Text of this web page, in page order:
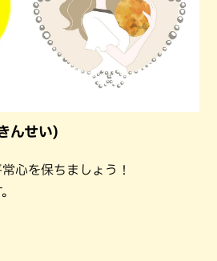
んせい)
心を保ちましょう！